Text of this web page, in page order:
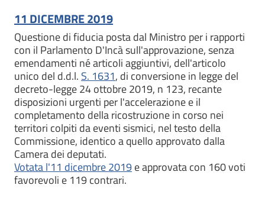
11 DICEMBRE 2019
Questione di fiducia posta dal Ministro per i rapporti
con il Parlamento D'Incà sull'approvazione, senza
emendamenti né articoli aggiuntivi, dell'articolo
unico del d.d.l. S. 1631, di conversione in legge del
decreto-legge 24 ottobre 2019, n 123, recante
disposizioni urgenti per l'accelerazione e il
completamento della ricostruzione in corso nei
territori colpiti da eventi sismici, nel testo della
Commissione, identico a quello approvato dalla
Camera dei deputati.
Votata l'11 dicembre 2019e approvata con 160 voti
favorevoli e 119 contrari.